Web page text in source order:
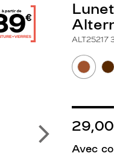
Suivant
ALT25217
Avec